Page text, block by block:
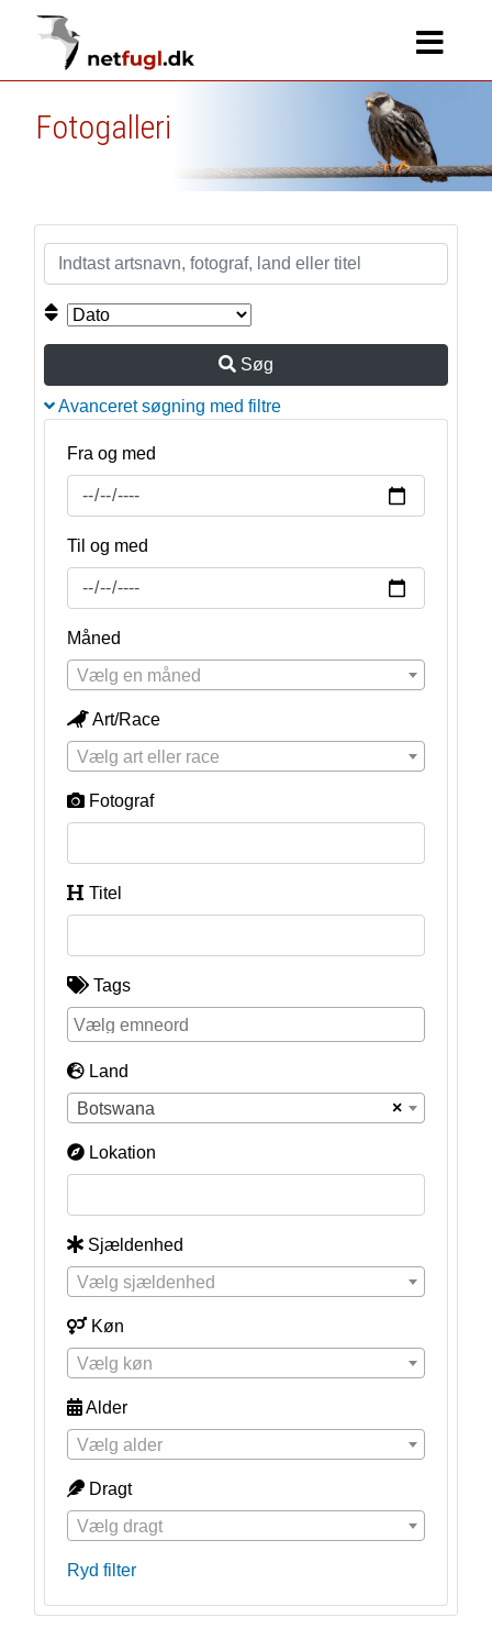
Fotogalleri
Søg
Avanceret søgning med filtre
Fra og med
Til og med
Måned
Vælg en måned
Art/Race
Vælg art eller race
Fotograf
Titel
Tags
Land
×
Botswana
Lokation
Sjældenhed
Vælg sjældenhed
Køn
Vælg køn
Alder
Vælg alder
Dragt
Vælg dragt
Ryd filter